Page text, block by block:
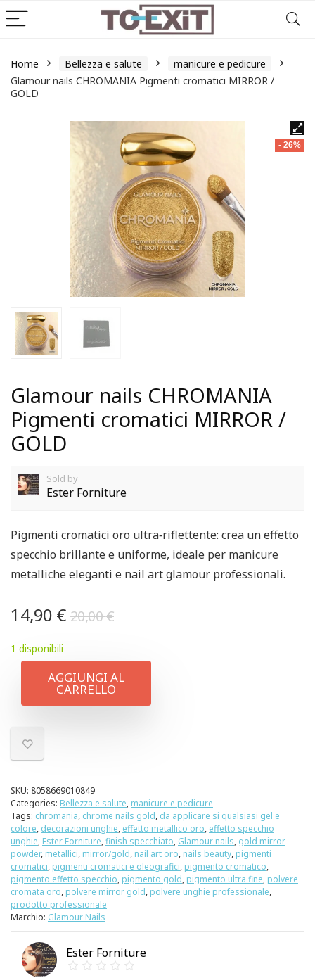
Home Bellezza e salute
manicure e pedicure
Glamour nails CHROMANIA Pigmenti cromatici MIRROR /
GOLD
- 26%
Glamour nails CHROMANIA
Pigmenti cromatici MIRROR /
GOLD
Sold by
Ester Forniture
Pigmenti cromatici oro ultra‑riflettente: crea un effetto
specchio brillante e uniforme, ideale per manicure
metalliche eleganti e nail art glamour professionali.
20,00€
14,90 €
1 disponibili
AGGIUNGI AL
CARRELLO
SKU: 8058669010849
Categories: Bellezza e salute, manicure e pedicure
Tags: chromania, chrome nails gold, da applicare si qualsiasi gel e
colore, decorazioni unghie, effetto metallico oro, effetto specchio
unghie, Ester Forniture,finish specchiato, Glamour nails, gold mirror
powder, metallici, mirror/gold, nail art oro, nails beauty, pigmenti
cromatici, pigmenti cromatici e oleografici, pigmento cromatico,
pigmento effetto specchio, pigmento gold, pigmento ultra fine, polvere
cromata oro, polvere mirror gold, polvere unghie professionale,
prodotto professionale
Marchio: Glamour Nails
Ester Forniture